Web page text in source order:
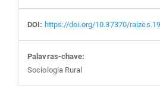
DOI: https://doi.org/10.37370/
Palavras-chave:
Sociologia Rural